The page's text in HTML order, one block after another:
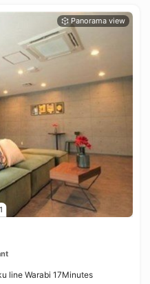
1
line Warabi 17Minutes